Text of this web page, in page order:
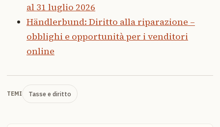
al 31 luglio 2026
Händlerbund: Diritto alla riparazione –
obblighi e opportunità per i venditori
online
TEMI Tasse e diritto